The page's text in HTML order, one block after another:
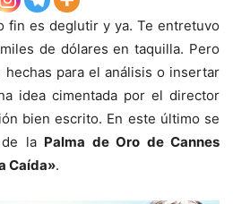
fin es deglutir y ya. Te entretuvo
de dólares en taquilla. Pero
para el análisis o insertar
idea cimentada por el director
bien escrito. En este último se
de la Palma de Oro de Cannes
Caída».